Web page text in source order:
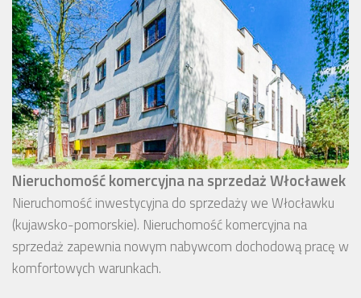
Nieruchomość komercyjna na sprzedaż Włocławek
Nieruchomość inwestycyjna do sprzedaży we Włocławku
(kujawsko-pomorskie). Nieruchomość komercyjna na
sprzedaż zapewnia nowym nabywcom dochodową pracę w
komfortowych warunkach.